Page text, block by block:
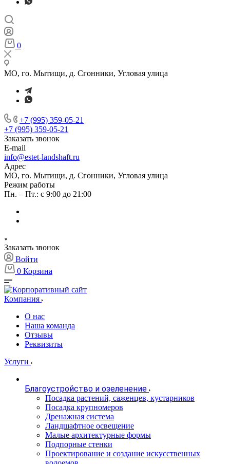
0
МО, го. Мытищи, д. Сгонники, Угловая улица
+7 (995) 359-05-21
+7 (995) 359-05-21
Заказать звонок
E-mail
info@estet-landshaft.ru
Адрес
МО, го. Мытищи, д. Сгонники, Угловая улица
Режим работы
Пн. – Пт.: с 9:00 до 21:00
Заказать звонок
Войти
0 Корзина
Компания
О нас
Наша команда
Отзывы
Реквизиты
Услуги
Благоустройство и озеленение
Посадка растений, саженцев, кустарников
Посадка крупномеров
Дренажная система
Ландшафтное освещение
Малые архитектурные формы
Подпорные стенки
Проектирование и создание искусственных